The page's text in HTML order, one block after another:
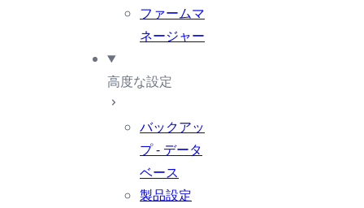
ファームマ
ネージャー
高度な設定
バックアッ
プ - データ
ベース
製品設定